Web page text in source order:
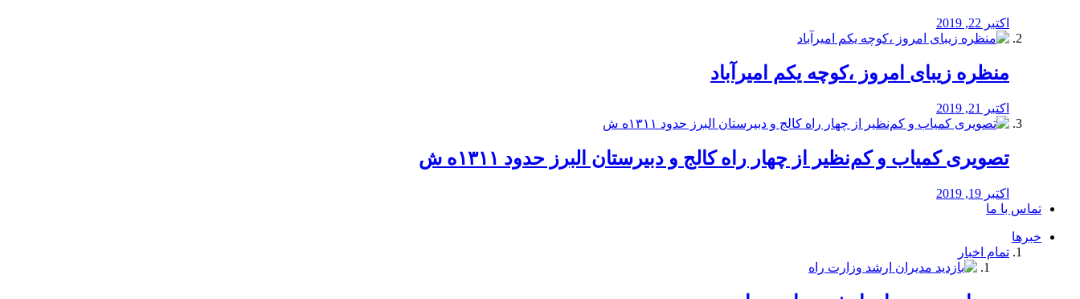
اکتبر 22, 2019
منظره‌‌ زیبای امروز ،کوچه یکم امیرآباد
اکتبر 21, 2019
️تصویری کمیاب و کم‌نظیر از چهار راه كالج و دبيرستان البرز حدود ۱۳۱۱ه ش
اکتبر 19, 2019
تماس با ما
خبرها
تمام اخبار